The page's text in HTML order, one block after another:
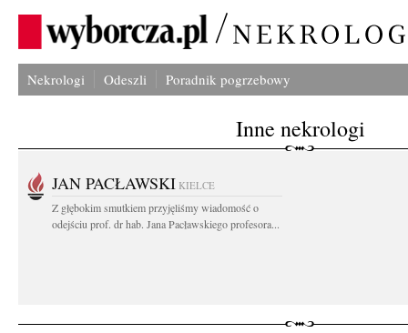
Nekrologi Odeszli Poradnik pogrzebowy
Inne nekrologi
JAN PACŁAWSKI KIELCE
Z głębokim smutkiem przyjęliśmy wiadomość o
odejściu prof. dr hab. Jana Pacławskiego profesora...